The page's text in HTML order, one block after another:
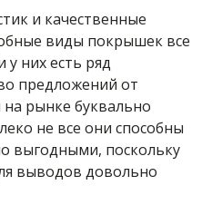
и качественные
виды покрышек все
них есть ряд
предложений от
рынке буквально
не все они способны
выгодными, поскольку
выводов довольно